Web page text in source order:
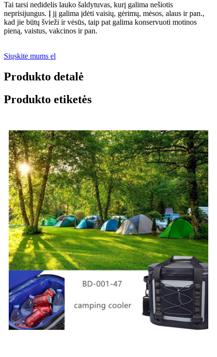
Tai tarsi nedidelis lauko šaldytuvas, kurį galima nešiotis
neprisijungus. Į jį galima įdėti vaisių, gėrimų, mėsos, alaus ir pan.,
kad jie būtų švieži ir vėsūs, taip pat galima konservuoti motinos
pieną, vaistus, vakcinos ir pan.
Siųskite mums el
Produkto detalė
Produkto etiketės